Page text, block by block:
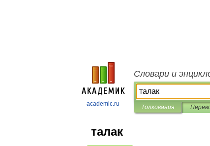
academic.ru
Словари и
Толкования
талак